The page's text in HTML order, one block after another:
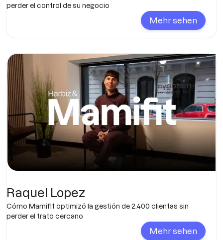
perder el control de su negocio
Mehr sehen
Raquel Lopez
Cómo Mamifit optimizó la gestión de 2.400 clientas sin
perder el trato cercano
Mehr sehen